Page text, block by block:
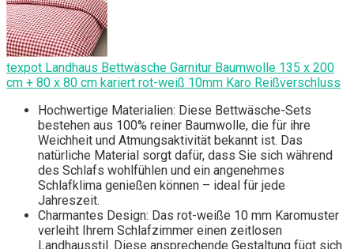
texpot Landhaus Bettwäsche Garnitur Baumwolle 135 x 200
cm + 80 x 80 cm kariert rot-weiß 10mm Karo Reißverschluss
Hochwertige Materialien: Diese Bettwäsche-Sets
bestehen aus 100% reiner Baumwolle, die für ihre
Weichheit und Atmungsaktivität bekannt ist. Das
natürliche Material sorgt dafür, dass Sie sich während
des Schlafs wohlfühlen und ein angenehmes
Schlafklima genießen können – ideal für jede
Jahreszeit.
Charmantes Design: Das rot-weiße 10 mm Karomuster
verleiht Ihrem Schlafzimmer einen zeitlosen
Landhausstil. Diese ansprechende Gestaltung fügt sich